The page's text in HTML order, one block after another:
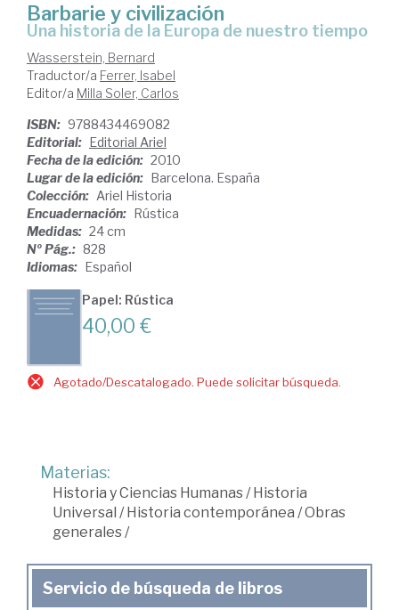
Barbarie y civilización
una historia de la Europa de nuestro tiempo
Wasserstein, Bernard
Traductor/a Ferrer, Isabel
Editor/a Milla Soler, Carlos
ISBN: 9788434469082
Editorial: Editorial Ariel
Fecha de la edición: 2010
Lugar de la edición: Barcelona. España
Colección: Ariel Historia
Encuadernación: Rústica
Medidas: 24 cm
Nº Pág.: 828
Idiomas: Español
Papel: Rústica
40,00 €
Agotado/Descatalogado. Puede solicitar búsqueda.
Materias:
Historia y Ciencias Humanas /Historia
Universal /Historia contemporánea /Obras
generales /
Servicio de búsqueda de libros